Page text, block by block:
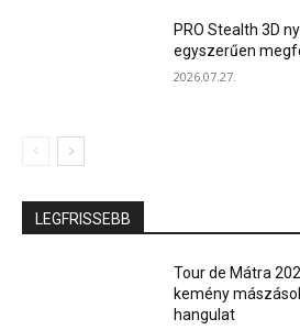
PRO Stealth 3D
egyszerűen
2026.07.27.
LEGFRISSEBB
Tour de Mátra
kemény
hangulat